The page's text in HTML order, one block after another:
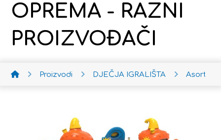
OPREMA - RAZNI
PROIZVOĐAČI
Proizvodi DJEČJA IGRALIŠTA